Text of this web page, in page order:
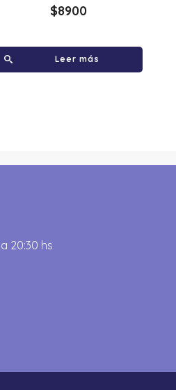
$8900
Leer más
20:30 hs